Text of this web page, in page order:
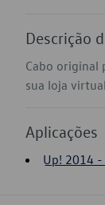
Descrição
Cabo original
sua loja
Aplicações
Up! 2014